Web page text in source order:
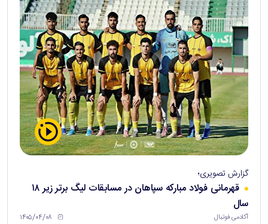
گزارش تصویری؛
قهرمانی فولاد مبارکه سپاهان در مسابقات لیگ برتر زیر ۱۸
سال
آکادمی فوتبال ۱۴۰۵/۰۴/۰۸